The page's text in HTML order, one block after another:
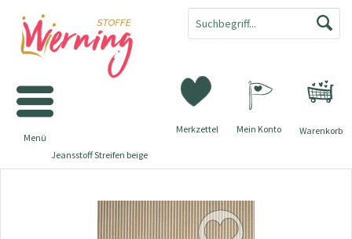
Warenkorb
Merkzettel Mein Konto
Menü
Jeansstoff Streifen beige